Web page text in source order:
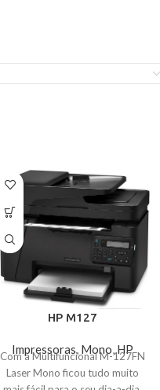
HP M127
Impressoras, Mono,HP
Com a Multifuncional M-127FN
Laser Mono ficou tudo muito